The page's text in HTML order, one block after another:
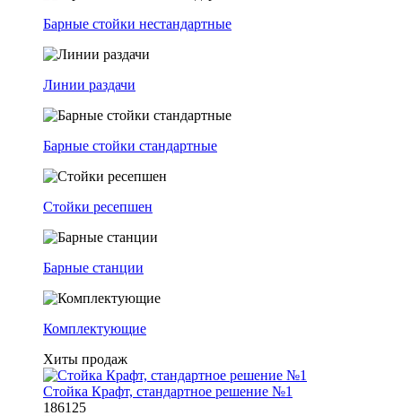
Барные стойки нестандартные
Линии раздачи
Барные стойки стандартные
Стойки ресепшен
Барные станции
Комплектующие
Хиты продаж
Стойка Крафт, стандартное решение №1
186125